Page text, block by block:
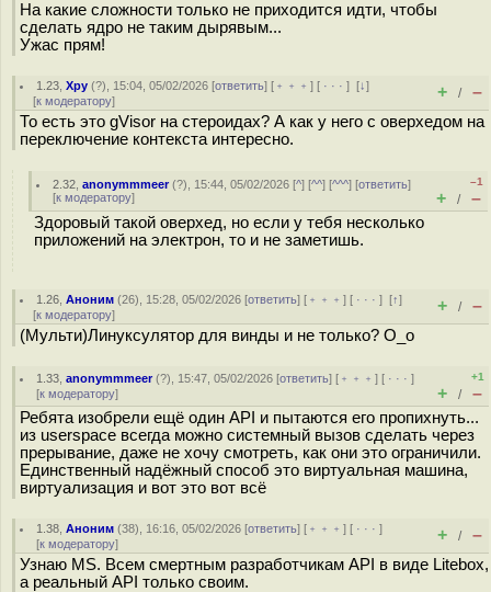
На какие сложности только не приходится идти, чтобы
сделать ядро не таким дырявым...
Ужас прям!
1.23 ,Хру (?), 15:04, 05/02/2026 [ответить] [ ﹢﹢﹢] [ · · ·][↓]
[к модератору] + / –
То есть это gVisor на стероидах? А как у него с оверхедом на
переключение контекста интересно.
2.32 ,anonymmmeer(?), 15:44, 05/02/2026 [^] [^^] [^^^] [ответить]
[к модератору]
–1
+ / –
Здоровый такой оверхед, но если у тебя несколько
приложений на электрон, то и не заметишь.
1.26 ,Аноним (26), 15:28, 05/02/2026 [ответить] [ ﹢﹢﹢] [ · · ·][↑]
[к модератору] + / –
(Мульти)Линуксулятор для винды и не только? О_о
1.33 ,anonymmmeer(?), 15:47, 05/02/2026 [ответить] [ ﹢﹢﹢] [ · · ·]
[к модератору]
+1
+ / –
Ребята изобрели ещё один API и пытаются его пропихнуть...
из userspace всегда можно системный вызов сделать через
прерывание, даже не хочу смотреть, как они это ограничили.
Единственный надёжный способ это виртуальная машина,
виртуализация и вот это вот всё
1.38 ,Аноним (38), 16:16, 05/02/2026 [ответить] [ ﹢﹢﹢] [ · · ·]
[к модератору] + / –
Узнаю MS. Всем смертным разработчикам API в виде Litebox,
а реальный API только своим.